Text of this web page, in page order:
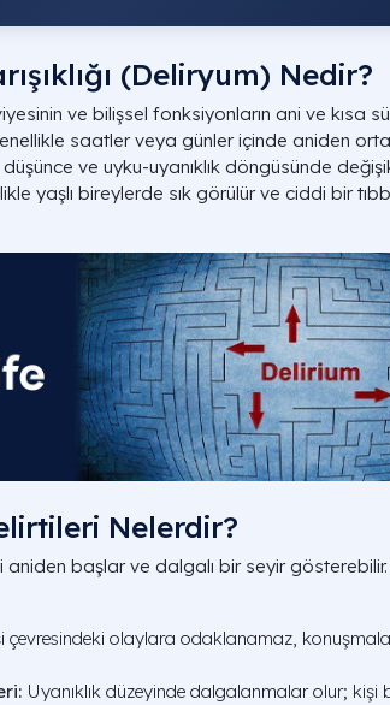
(Deliryum) Nedir?
ve bilişsel fonksiyonların ani ve kısa
saatler veya günler içinde aniden
ve uyku-uyanıklık döngüsünde
yaşlı bireylerde sık görülür ve ciddi bir
Nelerdir?
aniden başlar ve dalgalı bir seyir gösterebilir.
çevresindeki olaylara odaklanamaz,
Uyanıklık düzeyinde dalgalanmalar olur; kişi